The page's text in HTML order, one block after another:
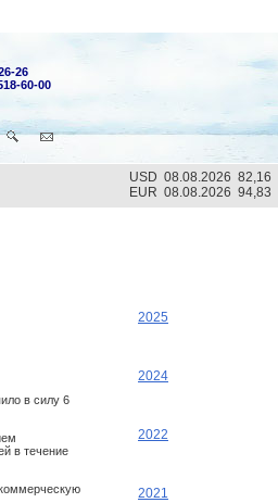
26
60-00
USD 08.08.2026 82,16
EUR 08.08.2026 94,83
в силу 6
в течение
2025
2024
2022
2021